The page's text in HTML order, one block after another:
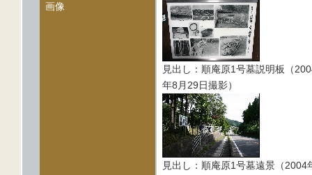
画像
見出し：順庵原1号墓説明板（
年8月29日撮影）
見出し：順庵原1号墓遠景（2004